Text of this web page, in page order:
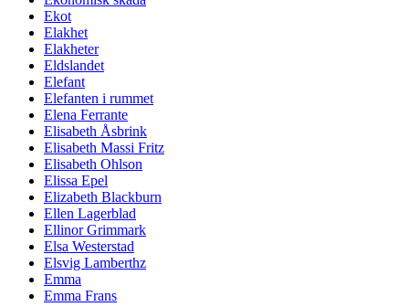
Ekot
Elakhet
Elakheter
Eldslandet
Elefant
Elefanten i rummet
Elena Ferrante
Elisabeth Åsbrink
Elisabeth Massi Fritz
Elisabeth Ohlson
Elissa Epel
Elizabeth Blackburn
Ellen Lagerblad
Ellinor Grimmark
Elsa Westerstad
Elsvig Lamberthz
Emma
Emma Frans